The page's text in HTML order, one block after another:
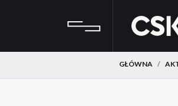
GŁÓWNA